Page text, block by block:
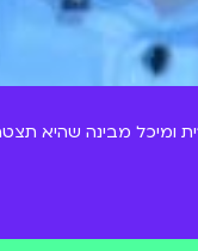
מבינה שהיא